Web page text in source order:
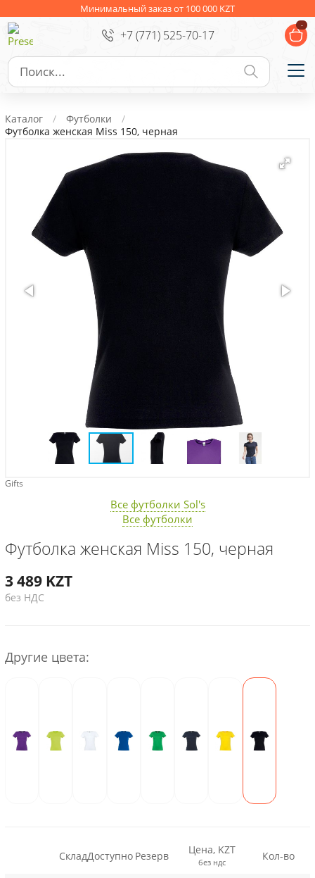
Минимальный заказ от 100 000 KZT
+7 (771) 525-70-17
-
Ежедневники Новогодние подарки
Сувениры к праздникам Упаковка
Личные аксессуары
Деловые подарки
Съедобные подарки с логотипом
Каталог
Футболки
Футболка женская Miss 150, черная
Gifts
Все футболки Sol's
Все футболки
Футболка женская Miss 150, черная
3 489 KZT
без НДС
Другие цвета:
СкладДоступно Резерв Цена, KZT
без ндс Кол-во